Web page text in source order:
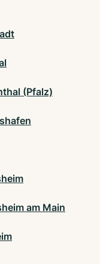
(Pfalz)
am Main